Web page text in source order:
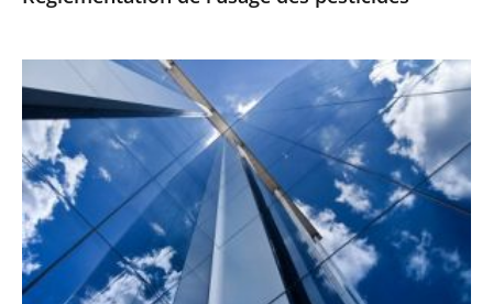
contre
les
jugements
relatifs
à
la
«